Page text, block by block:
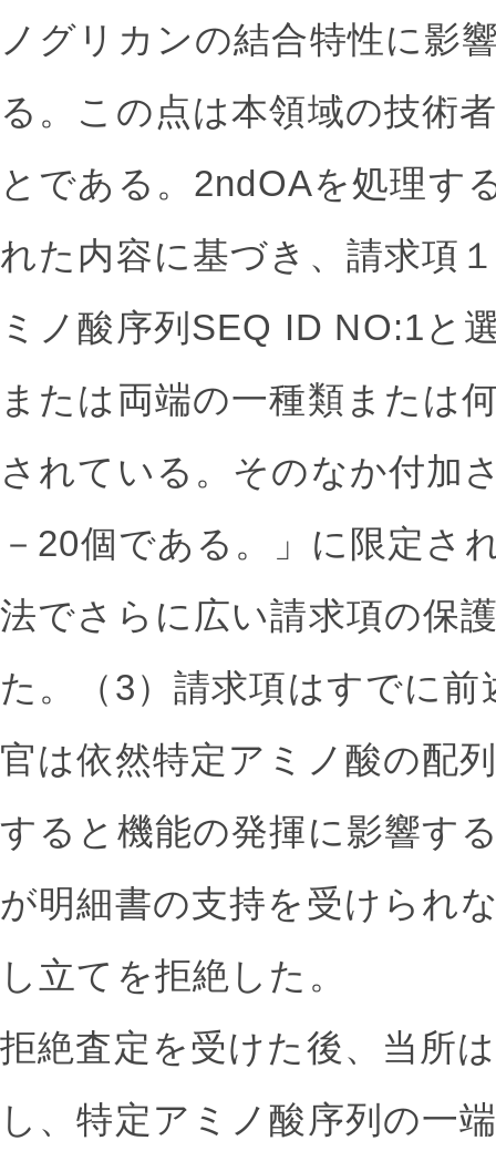
ノグリカンの結合特性に影
る。この点は本領域の技術
とである。2ndOAを処理す
れた内容に基づき、請求項
ミノ酸序列SEQ ID NO:1と
または両端の一種類または
されている。そのなか付加
－20個である。」に限定さ
法でさらに広い請求項の保
た。（3）請求項はすでに
官は依然特定アミノ酸の配
すると機能の発揮に影響す
が明細書の支持を受けられ
し立てを拒絶した。
拒絶査定を受けた後、当所
し、特定アミノ酸序列の一